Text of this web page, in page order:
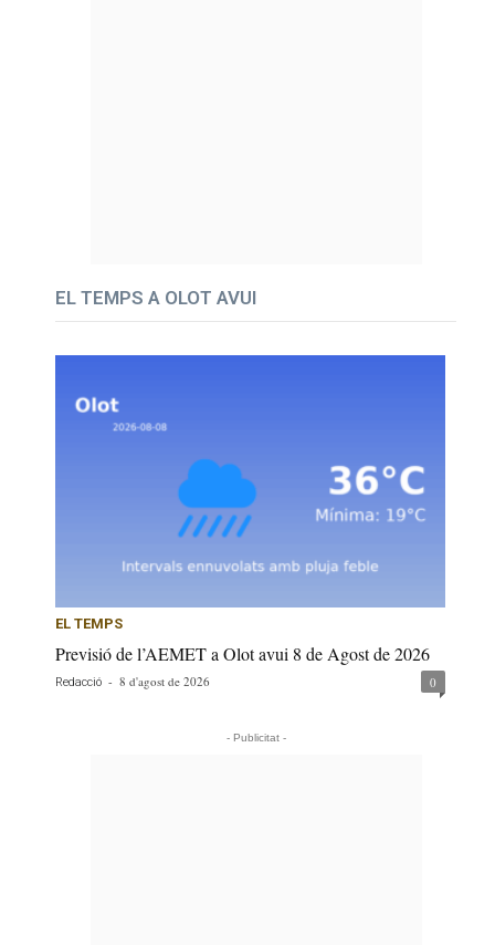
EL TEMPS A OLOT AVUI
EL TEMPS
Previsió de l’AEMET a Olot avui 8 de Agost de 2026
Redacció - 8 d'agost de 2026 0
- Publicitat -